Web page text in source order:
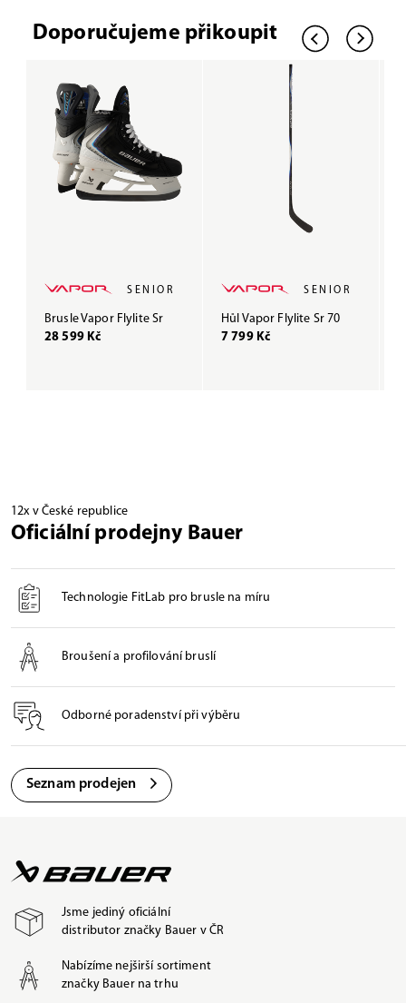
Doporučujeme přikoupit
SENIOR
Brusle Vapor Flylite Sr
28 599 Kč
SENIOR
Hůl Vapor Flylite Sr 70
7 799 Kč
12x v České republice
Oficiální prodejny Bauer
Technologie FitLab pro brusle na míru
Broušení a profilování bruslí
Odborné poradenství při výběru
Seznam prodejen
Jsme jediný oficiální
distributor značky Bauer v ČR
Nabízíme nejširší sortiment
značky Bauer na trhu